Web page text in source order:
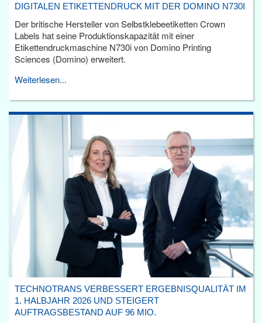
DIGITALEN ETIKETTENDRUCK MIT DER DOMINO N730I
Der britische Hersteller von Selbstklebeetiketten Crown
Labels hat seine Produktionskapazität mit einer
Etikettendruckmaschine N730i von Domino Printing
Sciences (Domino) erweitert.
Weiterlesen...
TECHNOTRANS VERBESSERT ERGEBNISQUALITÄT IM
1. HALBJAHR 2026 UND STEIGERT
AUFTRAGSBESTAND AUF 96 MIO.